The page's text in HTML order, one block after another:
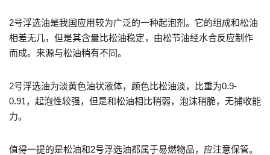
2号浮选油是我国应用较为广泛的一种起泡剂。它的组成和松油
相差无几，但是其含量比松油稳定，由松节油经水合反应制作
而成。来源与松油稍有不同。
2号浮选油为淡黄色油状液体，颜色比松油淡，比重为0.9-
0.91，起泡性较强，但是和松油相比稍弱，泡沫稍脆，无捕收能
力。
值得一提的是松油和2号浮选油都属于易燃物品，应注意保管。